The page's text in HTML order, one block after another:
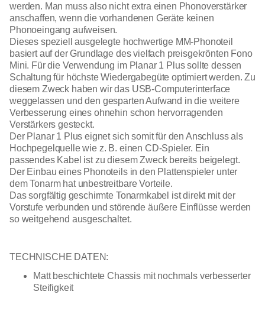
werden. Man muss also nicht extra einen Phonoverstärker
anschaffen, wenn die vorhandenen Geräte keinen
Phonoeingang aufweisen.
Dieses speziell ausgelegte hochwertige MM-Phonoteil
basiert auf der Grundlage des vielfach preisgekrönten Fono
Mini. Für die Verwendung im Planar 1 Plus sollte dessen
Schaltung für höchste Wiedergabegüte optimiert werden. Zu
diesem Zweck haben wir das USB-Computerinterface
weggelassen und den gesparten Aufwand in die weitere
Verbesserung eines ohnehin schon hervorragenden
Verstärkers gesteckt.
Der Planar 1 Plus eignet sich somit für den Anschluss als
Hochpegelquelle wie z. B. einen CD-Spieler. Ein
passendes Kabel ist zu diesem Zweck bereits beigelegt.
Der Einbau eines Phonoteils in den Plattenspieler unter
dem Tonarm hat unbestreitbare Vorteile.
Das sorgfältig geschirmte Tonarmkabel ist direkt mit der
Vorstufe verbunden und störende äußere Einflüsse werden
so weitgehend ausgeschaltet.
TECHNISCHE DATEN:
Matt beschichtete Chassis mit nochmals verbesserter
Steifigkeit